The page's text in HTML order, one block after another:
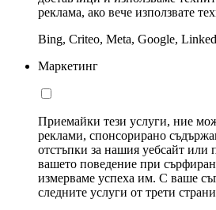
реклама, ако вече използвате
Bing, Criteo, Meta, Google,
Маркетинг
Приемайки тези услуги, ние
реклами, спонсорирано
отстъпки за нашия уебсайт или
вашето поведение при
измерваме успеха им. С ваше
следните услуги от трети